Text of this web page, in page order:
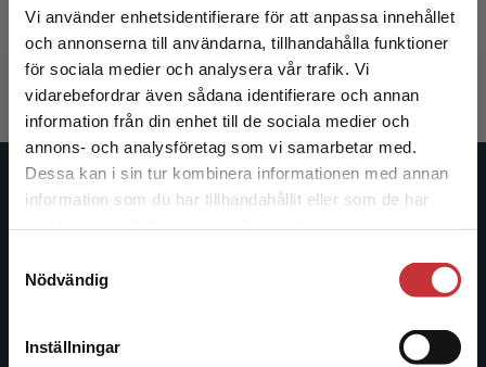
Vi använder enhetsidentifierare för att anpassa innehållet
och annonserna till användarna, tillhandahålla funktioner
för sociala medier och analysera vår trafik. Vi
vidarebefordrar även sådana identifierare och annan
information från din enhet till de sociala medier och
annons- och analysföretag som vi samarbetar med.
Dessa kan i sin tur kombinera informationen med annan
information som du har tillhandahållit eller som de har
Nödvändig
Inställningar
Begränsad fraktregion
Det verkar som att du besöker
studentlitteratur.se via en enhet utanför Sverige.
Vi erbjuder inte leveranser utanför Sverige. För
att kunna slutföra ett köp måste
Aronsson, Karin
292 krinkl. moms
Exkl. moms: 275 kr
Pihlgren,
361 kr
Studentlitteratur
ledande utbildningsförlag. Med läromedel, kurslitteratur,
informationstjänster i utbudet, finns Studentlitteratur med
längs hela kunskapsresan.